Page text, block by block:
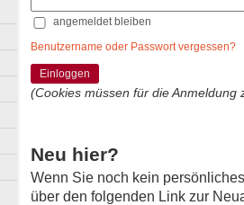
angemeldet bleiben
Benutzername oder Passwort vergessen?
Einloggen
(Cookies müssen für die Anmeldung
Neu hier?
Wenn Sie noch kein
über den folgenden Link zur